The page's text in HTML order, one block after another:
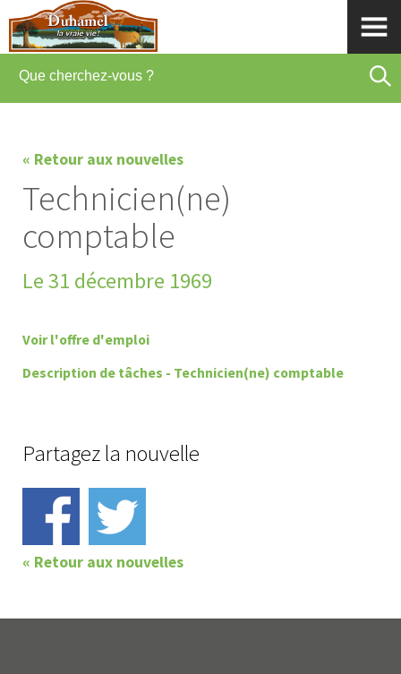
« Retour aux nouvelles
Technicien(ne)
comptable
Le 31 décembre 1969
Voir l'offre d'emploi
Description de tâches - Technicien(ne) comptable
Partagez la nouvelle
« Retour aux nouvelles